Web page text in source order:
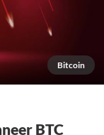
Bitcoin
BTC